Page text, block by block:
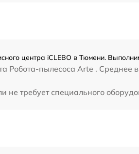
центра iCLEBO в Тюмени.
Робота-пылесоса Arte . Среднее
не требует специального